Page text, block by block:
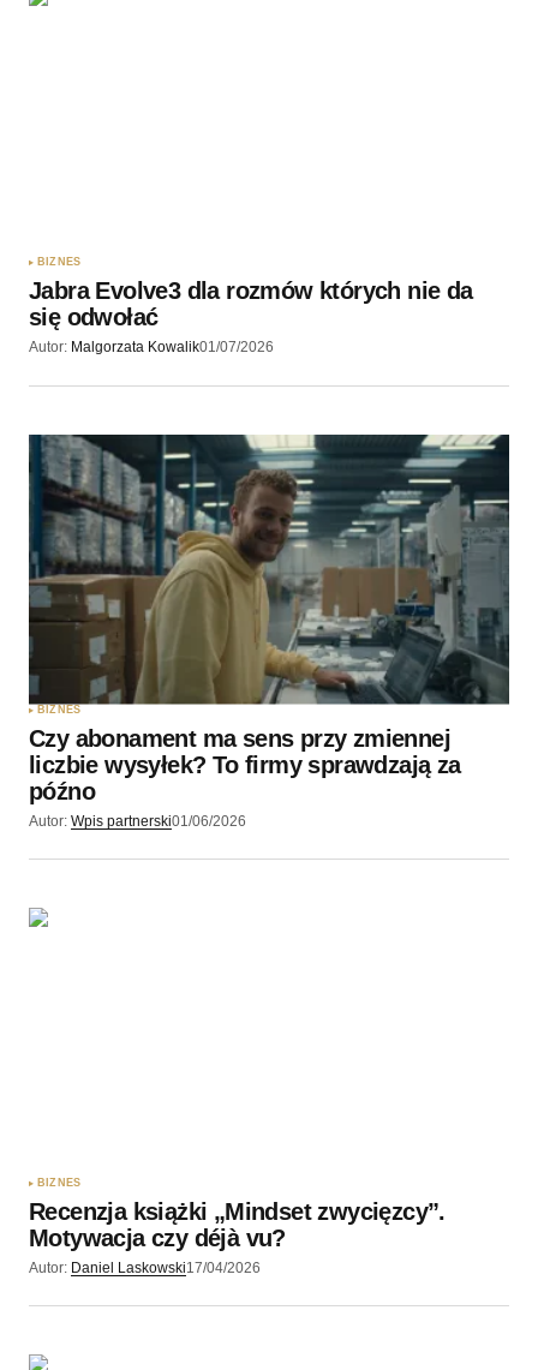
BIZNES
Jabra Evolve3 dla rozmów których nie da
się odwołać
Autor: Malgorzata Kowalik01/07/2026
BIZNES
Czy abonament ma sens przy zmiennej
liczbie wysyłek? To firmy sprawdzają za
późno
Autor: Wpis partnerski01/06/2026
BIZNES
Recenzja książki „Mindset zwycięzcy”.
Motywacja czy déjà vu?
Autor: Daniel Laskowski17/04/2026